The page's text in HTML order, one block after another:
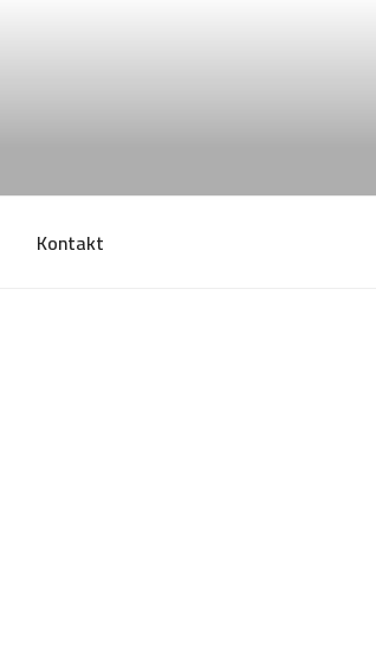
Kontakt